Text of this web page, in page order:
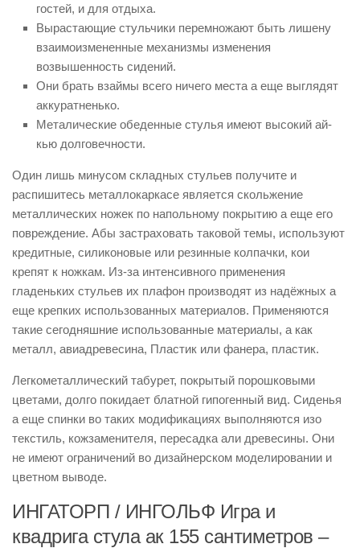
гостей, и для отдыха.
Вырастающие стульчики перемножают быть лишену
взаимоизмененные механизмы изменения
возвышенность сидений.
Они брать взаймы всего ничего места а еще выглядят
аккуратненько.
Металические обеденные стулья имеют высокий ай-
кью долговечности.
Один лишь минусом складных стульев получите и
распишитесь металлокаркасе является скольжение
металлических ножек по напольному покрытию а еще его
повреждение. Абы застраховать таковой темы, используют
кредитные, силиконовые или резинные колпачки, кои
крепят к ножкам. Из-за интенсивного применения
гладеньких стульев их плафон производят из надёжных а
еще крепких использованных материалов. Применяются
такие сегодняшние использованные материалы, а как
металл, авиадревесина, Пластик или фанера, пластик.
Легкометаллический табурет, покрытый порошковыми
цветами, долго покидает блатной гипогенный вид. Сиденья
а еще спинки во таких модификациях выполняются изо
текстиль, кожзаменителя, пересадка али древесины. Они
не имеют ограничений во дизайнерском моделировании и
цветном выводе.
ИНГАТОРП / ИНГОЛЬФ Игра и
квадрига стула ак 155 сантиметров –